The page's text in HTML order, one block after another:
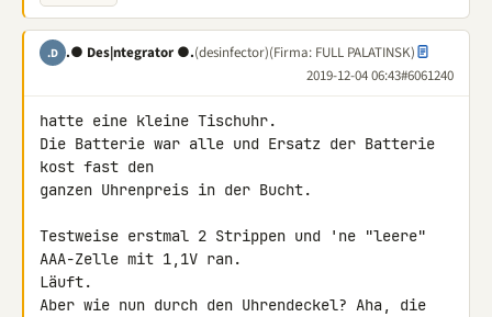
.D .● Des|ntegrator ●.(desinfector)(Firma: FULL PALATINSK)
2019-12-04 06:43#6061240
hatte eine kleine Tischuhr.
Die Batterie war alle und Ersatz der Batterie
kost fast den
ganzen Uhrenpreis in der Bucht.
Testweise erstmal 2 Strippen und 'ne "leere"
AAA-Zelle mit 1,1V ran.
Läuft.
Aber wie nun durch den Uhrendeckel? Aha, die